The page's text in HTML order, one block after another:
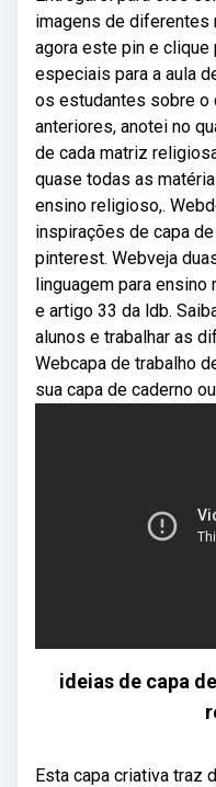
imagens de diferentes
agora este pin e
especiais para a aula
os estudantes sobre o
anteriores, anotei no
de cada matriz
quase todas as
ensino religioso,.
inspirações de capa
pinterest. Webveja
linguagem para
e artigo 33 da ldb.
alunos e trabalhar as
Webcapa de trabalho
sua capa de caderno
ideias de capa
Esta capa criativa traz